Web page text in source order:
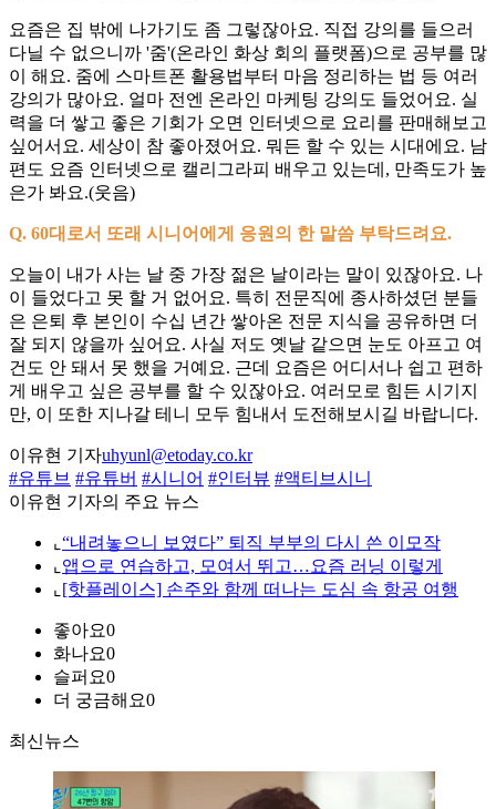
요즘은 집 밖에 나가기도 좀 그렇잖아요. 직접 강의를 들으러
다닐 수 없으니까 '줌'(온라인 화상 회의 플랫폼)으로 공부를 많
이 해요. 줌에 스마트폰 활용법부터 마음 정리하는 법 등 여러
강의가 많아요. 얼마 전엔 온라인 마케팅 강의도 들었어요. 실
력을 더 쌓고 좋은 기회가 오면 인터넷으로 요리를 판매해보고
싶어서요. 세상이 참 좋아졌어요. 뭐든 할 수 있는 시대에요. 남
편도 요즘 인터넷으로 캘리그라피 배우고 있는데, 만족도가 높
은가 봐요.(웃음)
Q. 60대로서 또래 시니어에게 응원의 한 말씀 부탁드려요.
오늘이 내가 사는 날 중 가장 젊은 날이라는 말이 있잖아요. 나
이 들었다고 못 할 거 없어요. 특히 전문직에 종사하셨던 분들
은 은퇴 후 본인이 수십 년간 쌓아온 전문 지식을 공유하면 더
잘 되지 않을까 싶어요. 사실 저도 옛날 같으면 눈도 아프고 여
건도 안 돼서 못 했을 거예요. 근데 요즘은 어디서나 쉽고 편하
게 배우고 싶은 공부를 할 수 있잖아요. 여러모로 힘든 시기지
만, 이 또한 지나갈 테니 모두 힘내서 도전해보시길 바랍니다.
이유현 기자uhyunl@etoday.co.kr
#유튜브 #유튜버 #시니어 #인터뷰 #액티브시니
이유현 기자의 주요 뉴스
⌞ “내려놓으니 보였다” 퇴직 부부의 다시 쓴 이모작
⌞ 앱으로 연습하고, 모여서 뛰고…요즘 러닝 이렇게
⌞ [핫플레이스] 손주와 함께 떠나는 도심 속 항공 여행
좋아요0
화나요0
슬퍼요0
더 궁금해요0
최신뉴스